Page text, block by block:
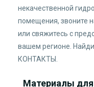
некачественной
помещения, звоните
или свяжитесь с
вашем регионе.
КОНТАКТЫ
Материалы для